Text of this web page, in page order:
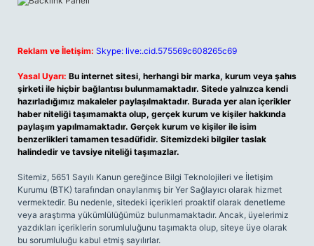
Reklam ve İletişim: Skype: live:.cid.575569c608265c69
Yasal Uyarı: Bu internet sitesi, herhangi bir marka, kurum veya şahıs
şirketi ile hiçbir bağlantısı bulunmamaktadır. Sitede yalnızca kendi
hazırladığımız makaleler paylaşılmaktadır. Burada yer alan içerikler
haber niteliği taşımamakta olup, gerçek kurum ve kişiler hakkında
paylaşım yapılmamaktadır. Gerçek kurum ve kişiler ile isim
benzerlikleri tamamen tesadüfidir. Sitemizdeki bilgiler taslak
halindedir ve tavsiye niteliği taşımazlar.
Sitemiz, 5651 Sayılı Kanun gereğince Bilgi Teknolojileri ve İletişim
Kurumu (BTK) tarafından onaylanmış bir Yer Sağlayıcı olarak hizmet
vermektedir. Bu nedenle, sitedeki içerikleri proaktif olarak denetleme
veya araştırma yükümlülüğümüz bulunmamaktadır. Ancak, üyelerimiz
yazdıkları içeriklerin sorumluluğunu taşımakta olup, siteye üye olarak
bu sorumluluğu kabul etmiş sayılırlar.